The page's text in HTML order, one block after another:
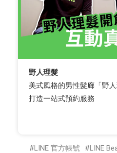
野人理髮
美式風格的男性髮廊「野
打造一站式預約服務
LINE 官方帳號 LINE